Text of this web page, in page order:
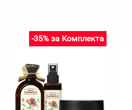
-35% за Комплекта